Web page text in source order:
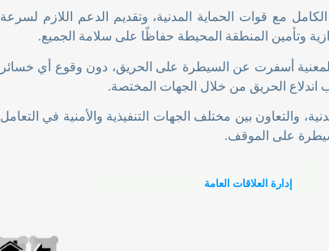
مع قوات الحماية المدنية، وتقديم الدعم اللازم لسرعة
وتأمين المنطقة المحيطة حفاظًا على سلامة الجميع.
المعنية أسفرت عن السيطرة على الحريق، دون وقوع أي خسائر
اندلاع الحريق من خلال الجهات المختصة.
والتعاون بين مختلف الجهات التنفيذية والأمنية في التعامل
على الموقف.
إدارة العلاقات العامة